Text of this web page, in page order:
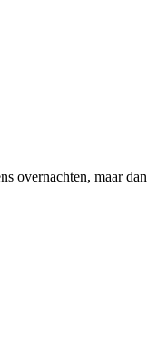
overnachten, maar dan